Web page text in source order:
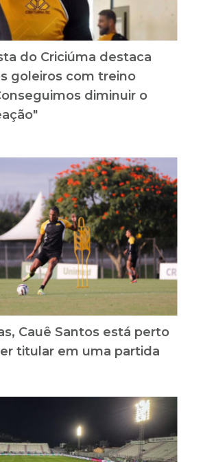
do Criciúma destaca
goleiros com treino
diminuir o
Cauê Santos está perto
titular em uma partida